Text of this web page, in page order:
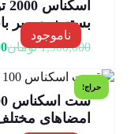
ناموجود
بسته نو سوپر بانکی
1,900,000 تومان
حراج!
امضاهای مختلف –